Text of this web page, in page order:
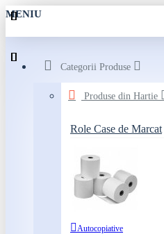
MENIU
Categorii Produse
Produse din Hartie
Role Case de Marcat
Autocopiative